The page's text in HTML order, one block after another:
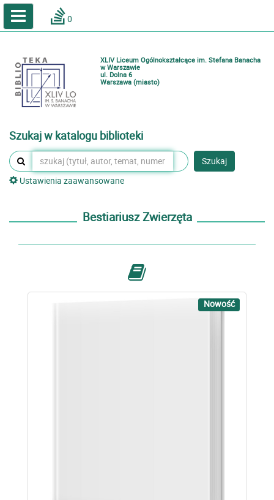
Katalog online biblioteki szkolnej
Lektury
0
XLIV Liceum Ogólnokształcące im. Stefana Banacha
w Warszawie
ul. Dolna 6
Warszawa (miasto)
Szukaj w katalogu biblioteki
Szukaj
Ustawienia zaawansowane
Bestiariusz Zwierzęta
Nowość